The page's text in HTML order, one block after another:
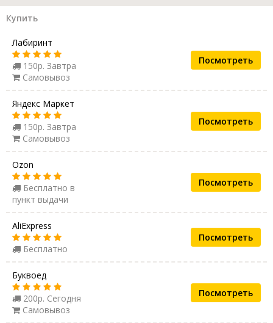
Купить
Лабиринт
150р. Завтра
Самовывоз
Посмотреть
Яндекс Маркет
150р. Завтра
Самовывоз
Посмотреть
Ozon
Бесплатно в
пункт выдачи
Посмотреть
AliExpress
Бесплатно
Посмотреть
Буквоед
200р. Сегодня
Самовывоз
Посмотреть